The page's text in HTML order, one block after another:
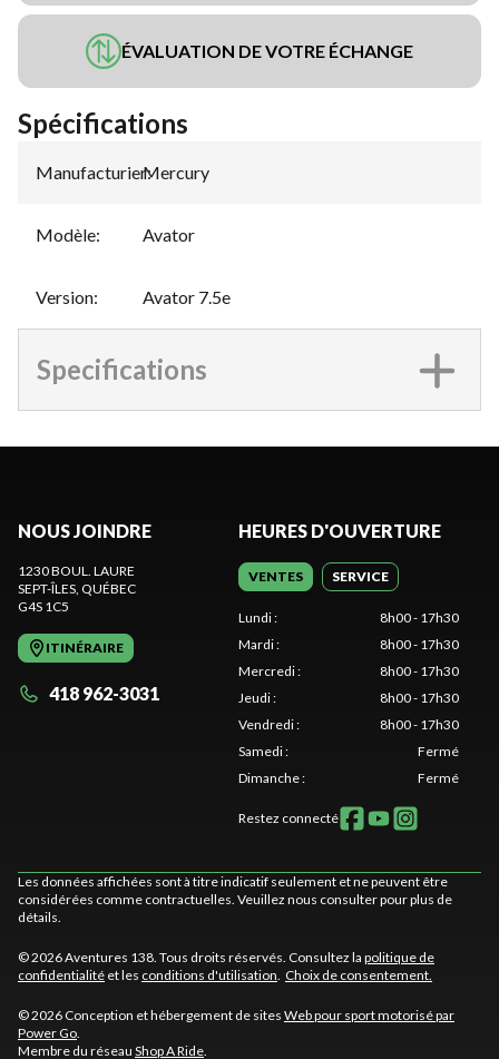
ÉVALUATION DE VOTRE ÉCHANGE
Spécifications
Manufacturier:
Mercury
Modèle: Avator
Version: Avator 7.5e
Specifications
NOUS JOINDRE
1230 BOUL. LAURE
SEPT-ÎLES, QUÉBEC
G4S 1C5
ITINÉRAIRE
418 962-3031
HEURES D'OUVERTURE
VENTES SERVICE
Lundi:
8h00 - 17h30
Mardi:
8h00 - 17h30
Mercredi:
8h00 - 17h30
Jeudi:
8h00 - 17h30
Vendredi:
8h00 - 17h30
Samedi:
Fermé
Dimanche: Fermé
Restez connecté
Les données affichées sont à titre indicatif seulement et ne peuvent être
considérées comme contractuelles. Veuillez nous consulter pour plus de
détails.
© 2026 Aventures 138. Tous droits réservés. Consultez la politique de
confidentialité et les conditions d'utilisation. Choix de consentement.
© 2026 Conception et hébergement de sites Web pour sport motorisé par
Power Go.
Membre du réseau Shop A Ride.